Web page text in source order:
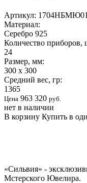
Артикул:
Материал:
Серебро 925
Количество приборов,
24
Размер, мм:
300 x 300
Средний вес, гр:
1365
Цена 963 320 руб.
нет в наличии
В корзину Купить в
«Сильвия» -
Мстерского Ювелира.